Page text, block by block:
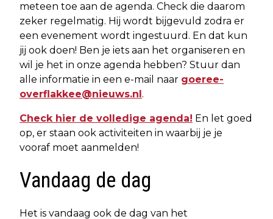
meteen toe aan de agenda. Check die daarom
zeker regelmatig. Hij wordt bijgevuld zodra er
een evenement wordt ingestuurd. En dat kun
jij ook doen! Ben je iets aan het organiseren en
wil je het in onze agenda hebben? Stuur dan
alle informatie in een e-mail naar goeree-
overflakkee@nieuws.nl .
Check hier de volledige agenda! En let goed
op, er staan ook activiteiten in waarbij je je
vooraf moet aanmelden!
Vandaag de dag
Het is vandaag ook de dag van het